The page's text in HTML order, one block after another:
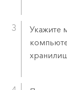
Укажите